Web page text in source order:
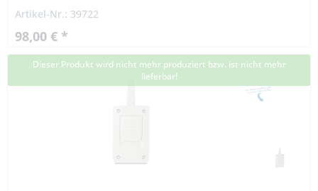
löst im...
Artikel-Nr.: 39722
98,00 € *
Dieser Produkt wird nicht mehr produziert bzw. ist nicht mehr
lieferbar!